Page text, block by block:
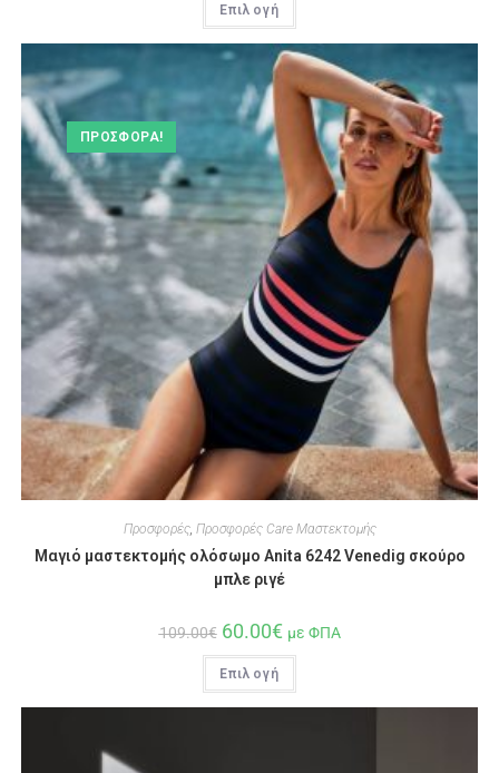
Επιλογή
ΠΡΟΣΦΟΡΆ!
Προσφορές, Προσφορές Care Μαστεκτομής
Μαγιό μαστεκτομής ολόσωμο Anita 6242 Venedig σκούρο
μπλε ριγέ
109.00€ 60.00€ με ΦΠΑ
Επιλογή